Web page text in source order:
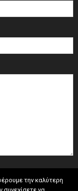
την καλύτερη